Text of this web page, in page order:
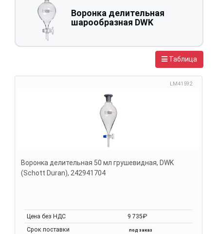
Воронка делительная
шарообразная DWK
Таблица
LM41592
Воронка делительная 50 мл грушевидная, DWK
(Schott Duran), 242941704
Цена без НДС
9 735₽
Срок поставки
под заказ